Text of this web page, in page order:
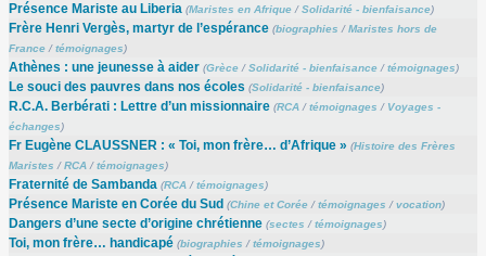
Présence Mariste au Liberia (Maristes en Afrique/Solidarité - bienfaisance)
Frère Henri Vergès, martyr de l’espérance (biographies /Maristes hors de
France/témoignages)
Athènes : une jeunesse à aider (Grèce/Solidarité - bienfaisance/témoignages)
Le souci des pauvres dans nos écoles (Solidarité - bienfaisance)
R.C.A. Berbérati : Lettre d’un missionnaire (RCA/témoignages / Voyages -
échanges)
Fr Eugène CLAUSSNER : « Toi, mon frère… d’Afrique » (Histoire des Frères
Maristes /RCA/témoignages)
Fraternité de Sambanda (RCA/témoignages)
Présence Mariste en Corée du Sud (Chine et Corée/témoignages /vocation)
Dangers d’une secte d’origine chrétienne (sectes /témoignages)
Toi, mon frère… handicapé (biographies /témoignages)